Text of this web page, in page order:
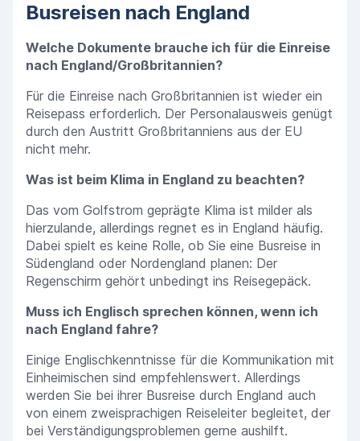
Busreisen nach England
Welche Dokumente brauche ich für die Einreise
nach England/Großbritannien?
Für die Einreise nach Großbritannien ist wieder ein
Reisepass erforderlich. Der Personalausweis genügt
durch den Austritt Großbritanniens aus der EU
nicht mehr.
Was ist beim Klima in England zu beachten?
Das vom Golfstrom geprägte Klima ist milder als
hierzulande, allerdings regnet es in England häufig.
Dabei spielt es keine Rolle, ob Sie eine Busreise in
Südengland oder Nordengland planen: Der
Regenschirm gehört unbedingt ins Reisegepäck.
Muss ich Englisch sprechen können, wenn ich
nach England fahre?
Einige Englischkenntnisse für die Kommunikation mit
Einheimischen sind empfehlenswert. Allerdings
werden Sie bei ihrer Busreise durch England auch
von einem zweisprachigen Reiseleiter begleitet, der
bei Verständigungsproblemen gerne aushilft.